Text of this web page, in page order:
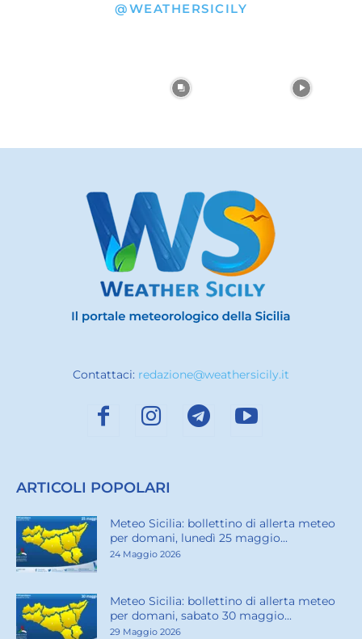
@WEATHERSICILY
Contattaci: redazione@weathersicily.it
ARTICOLI POPOLARI
Meteo Sicilia: bollettino di allerta meteo
per domani, lunedì 25 maggio...
24 Maggio 2026
Meteo Sicilia: bollettino di allerta meteo
per domani, sabato 30 maggio...
29 Maggio 2026